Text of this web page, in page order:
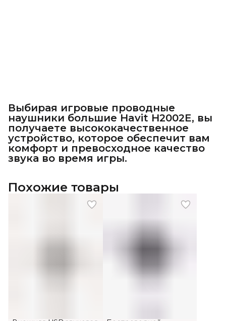
Выбирая игровые проводные
наушники большие Havit H2002E, вы
получаете высококачественное
устройство, которое обеспечит вам
комфорт и превосходное качество
звука во время игры.
Похожие товары